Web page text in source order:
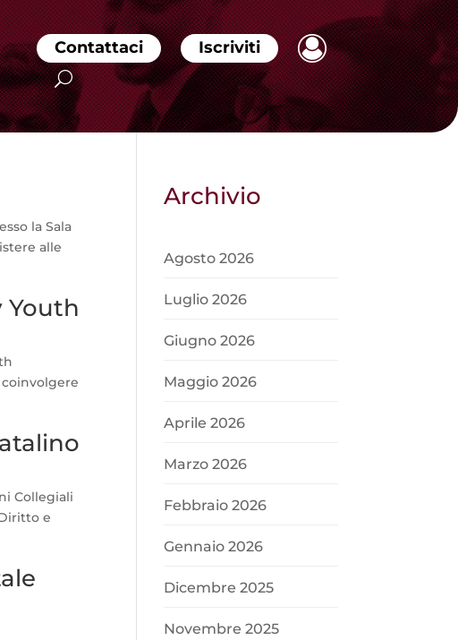
Contattaci Iscriviti
la Sala
alle
Youth
Collegiali
e
Archivio
Agosto 2026
Luglio 2026
Giugno 2026
Maggio 2026
Aprile 2026
Marzo 2026
Febbraio 2026
Gennaio 2026
Dicembre 2025
Novembre 2025